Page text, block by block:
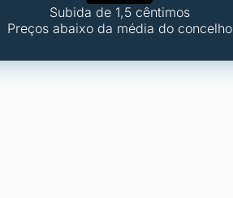
Subida de 1,5 cêntimos
Preços abaixo da média do concelho